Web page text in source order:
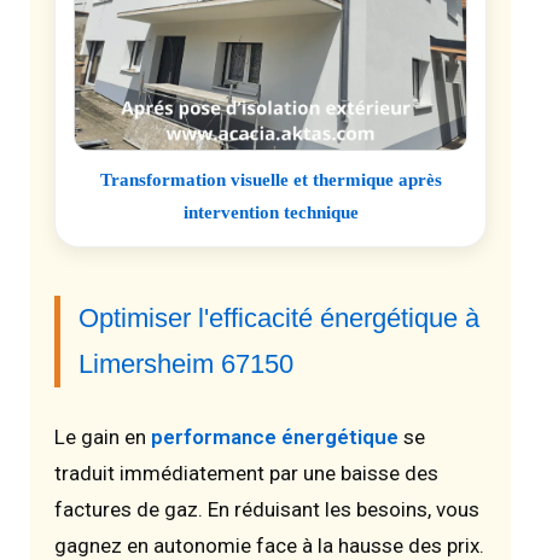
Transformation visuelle et thermique après
intervention technique
Optimiser l'efficacité énergétique à
Limersheim 67150
Le gain en performance énergétique se
traduit immédiatement par une baisse des
factures de gaz. En réduisant les besoins, vous
gagnez en autonomie face à la hausse des prix.